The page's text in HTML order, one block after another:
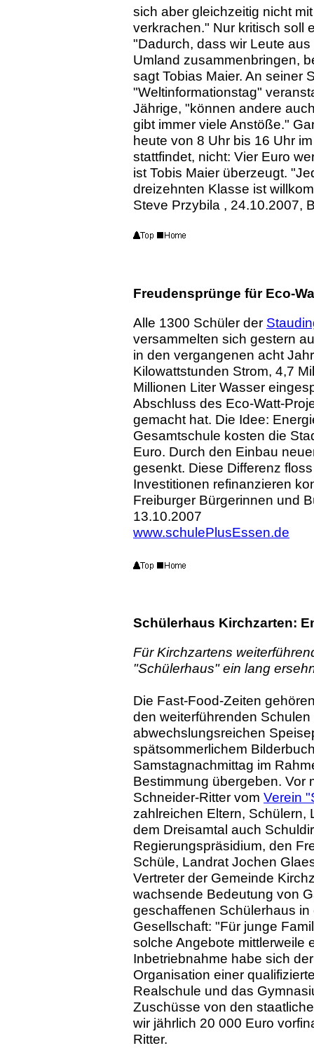
sich aber gleichzeitig nicht
verkrachen." Nur kritisch soll
"Dadurch, dass wir Leute
Umland zusammenbringen,
sagt Tobias Maier. An seiner
"Weltinformationstag"
Jährige, "können andere
gibt immer viele Anstöße."
heute von 8 Uhr bis 16 Uhr
stattfindet, nicht: Vier Euro
ist Tobis Maier überzeugt.
dreizehnten Klasse ist
Steve Przybila , 24.10.2007,
Freudensprünge für Eco-
Alle 1300 Schüler der
versammelten sich gestern
in den vergangenen acht
Kilowattstunden Strom, 4,7
Millionen Liter Wasser
Abschluss des Eco-Watt-
gemacht hat. Die Idee:
Gesamtschule kosten die
Euro. Durch den Einbau
gesenkt. Diese Differenz
Investitionen refinanzieren
Freiburger Bürgerinnen und
13.10.2007
www.schulePlusEssen.de
Schülerhaus Kirchzarten:
Für Kirchzartens
"Schülerhaus" ein lang
Die Fast-Food-Zeiten
den weiterführenden
abwechslungsreichen
spätsommerlichem
Samstagnachmittag im
Bestimmung übergeben. Vor
Schneider-Ritter vom Verein
zahlreichen Eltern, Schülern,
dem Dreisamtal auch
Regierungspräsidium, den
Schüle, Landrat Jochen
Vertreter der Gemeinde
wachsende Bedeutung von
geschaffenen Schülerhaus
Gesellschaft: "Für junge
solche Angebote mittlerweile
Inbetriebnahme habe sich
Organisation einer
Realschule und das
Zuschüsse von den
wir jährlich 20 000 Euro
Ritter.